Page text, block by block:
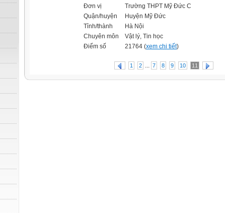
Đơn vị
Trường THPT Mỹ Đức C
Quận/huyện
Huyện Mỹ Đức
Tỉnh/thành
Hà Nội
Chuyên môn
Vật lý, Tin học
Điểm số
21764 (xem chi tiết)
1 2 7 8 9 10 11